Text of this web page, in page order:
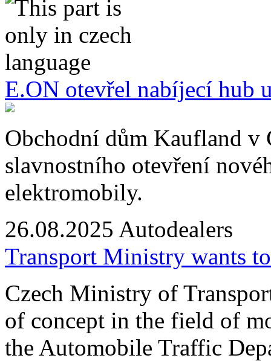
E.ON otevřel nabíjecí hub
Obchodní dům Kaufland v
slavnostního otevření
elektromobily.
26.08.2025 Autodealers
Transport Ministry wants
Czech Ministry of
of concept in the field of
the Automobile Traffic